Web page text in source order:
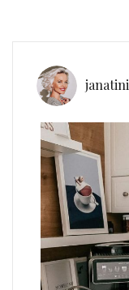
janatini